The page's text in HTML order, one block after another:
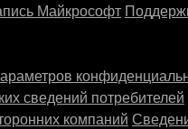
Майкрософт
сведений потребителей
компаний